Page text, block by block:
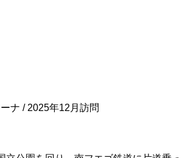
ナ / 2025年12月訪問